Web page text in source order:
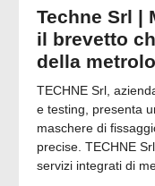
Techne Srl |
il brevetto
della
TECHNE Srl,
e testing, presenta
maschere di
precise. TECHNE
servizi integrati di